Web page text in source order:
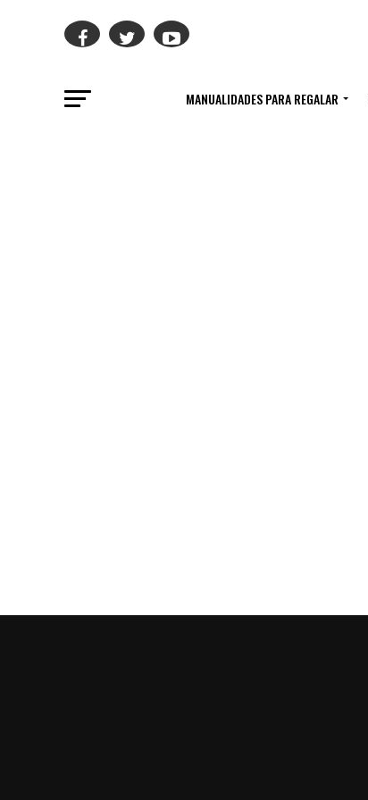
MANUALIDADES PARA REGALAR